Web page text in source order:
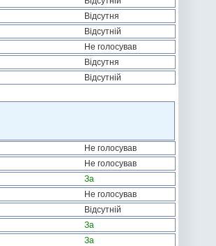
Відсутня
Відсутній
Не голосував
Відсутня
Відсутній
Не голосував
Не голосував
За
Не голосував
Відсутній
За
За